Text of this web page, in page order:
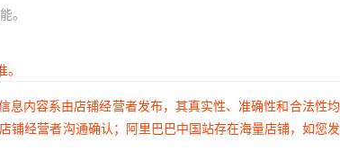
。
内容系由店铺经营者发布，其真实性、准确性和合法性
铺经营者沟通确认；阿里巴巴中国站存在海量店铺，如您